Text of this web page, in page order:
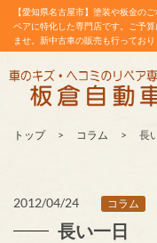
【愛知県名古屋市】塗装や板金の
ペアに特化した専門店です。ご予
ませ。新中古車の販売も行ってお
トップ コラム 長
2012/04/24 コラム
長い一日